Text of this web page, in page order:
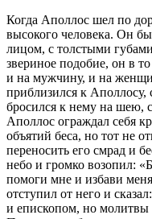
Когда Аполлос шел по
высокого человека. Он
лицом, с толстыми
звериное подобие, он в
и на мужчину, и на
приблизился к
бросился к нему на шею,
Аполлос ограждал себя
объятий беса, но тот не
переносить его смрад и
небо и громко возопил:
помоги мне и избави
отступил от него и
и епископом, но молитвы